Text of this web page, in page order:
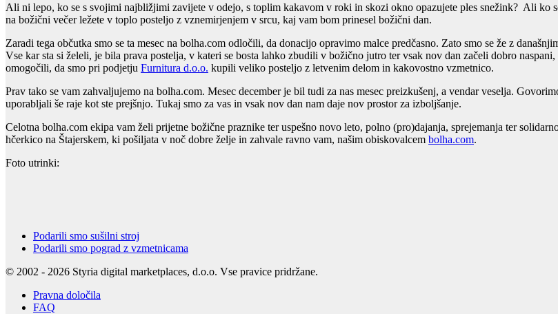
Ali ni lepo, ko se s svojimi najbližjimi zavijete v odejo, s toplim kakavom v roki in skozi okno opazujete ples snežink? Ali ko
na božični večer ležete v toplo posteljo z vznemirjenjem v srcu, kaj vam bom prinesel božični dan.
Zaradi tega občutka smo se ta mesec na bolha.com odločili, da donacijo opravimo malce predčasno. Zato smo se že z
Vse kar sta si želeli, je bila prava postelja, v kateri se bosta lahko zbudili v božično jutro ter vsak nov dan začeli dobro
omogočili, da smo pri podjetju Furnitura d.o.o. kupili veliko posteljo z letvenim delom in kakovostno vzmetnico.
Prav tako se vam zahvaljujemo na bolha.com. Mesec december je bil tudi za nas mesec preizkušenj, a vendar veselja.
uporabljali še raje kot ste prejšnjo. Tukaj smo za vas in vsak nov dan nam daje nov prostor za izboljšanje.
Celotna bolha.com ekipa vam želi prijetne božične praznike ter uspešno novo leto, polno (pro)dajanja, sprejemanja ter
hčerkico na Štajerskem, ki pošiljata v noč dobre želje in zahvale ravno vam, našim obiskovalcem bolha.com.
Foto utrinki:
Podarili smo sušilni stroj
Podarili smo pograd z vzmetnicama
© 2002 - 2026 Styria digital marketplaces, d.o.o. Vse pravice pridržane.
Pravna določila
FAQ